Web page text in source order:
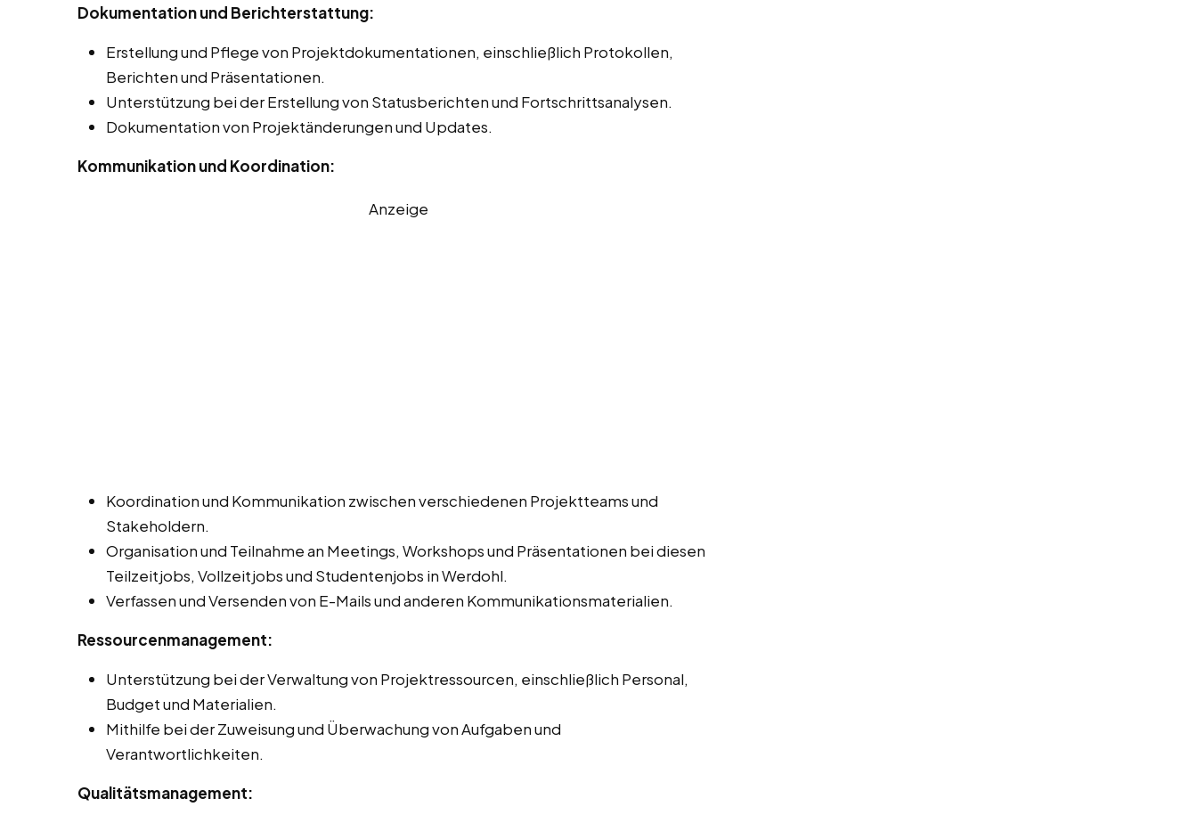
Dokumentation und Berichterstattung:
Erstellung und Pflege von Projektdokumentationen, einschließlich Protokollen,
Berichten und Präsentationen.
Unterstützung bei der Erstellung von Statusberichten und Fortschrittsanalysen.
Dokumentation von Projektänderungen und Updates.
Kommunikation und Koordination:
Anzeige
Koordination und Kommunikation zwischen verschiedenen Projektteams und
Stakeholdern.
Organisation und Teilnahme an Meetings, Workshops und Präsentationen bei diesen
Teilzeitjobs, Vollzeitjobs und Studentenjobs in Werdohl.
Verfassen und Versenden von E-Mails und anderen Kommunikationsmaterialien.
Ressourcenmanagement:
Unterstützung bei der Verwaltung von Projektressourcen, einschließlich Personal,
Budget und Materialien.
Mithilfe bei der Zuweisung und Überwachung von Aufgaben und
Verantwortlichkeiten.
Qualitätsmanagement: